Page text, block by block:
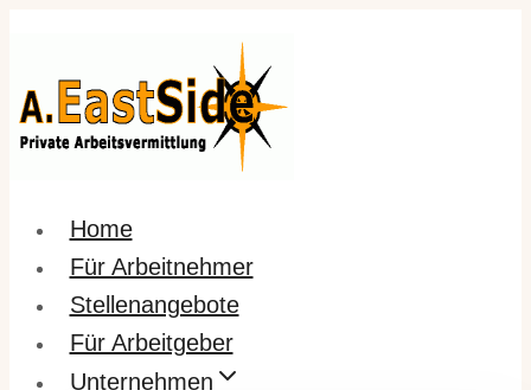
springen
Home
Für Arbeitnehmer
Stellenangebote
Für Arbeitgeber
Unternehmen